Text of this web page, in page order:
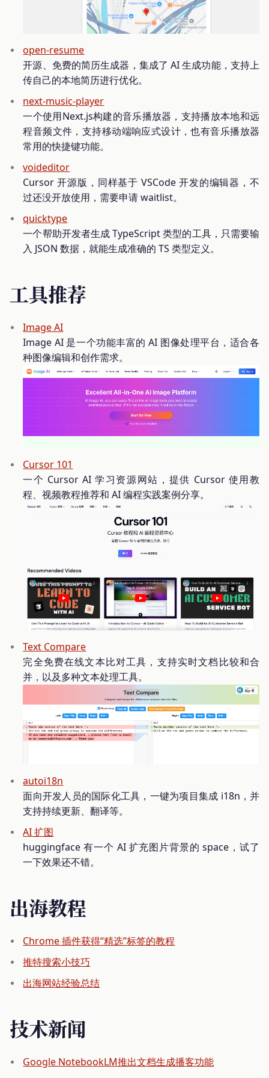
open-resume
开源、免费的简历生成器，集成了 AI 生成功能，支持上
传自己的本地简历进行优化。
next-music-player
一个使用Next.js构建的音乐播放器，支持播放本地和远
程音频文件，支持移动端响应式设计，也有音乐播放器
常用的快捷键功能。
voideditor
Cursor 开源版，同样基于 VSCode 开发的编辑器，不
过还没开放使用，需要申请 waitlist。
quicktype
一个帮助开发者生成 TypeScript 类型的工具，只需要输
入 JSON 数据，就能生成准确的 TS 类型定义。
工具推荐
Image AI
Image AI 是一个功能丰富的 AI 图像处理平台，适合各
种图像编辑和创作需求。
Cursor 101
一个 Cursor AI 学习资源网站，提供 Cursor 使用教
程、视频教程推荐和 AI 编程实践案例分享。
Text Compare
完全免费在线文本比对工具，支持实时文档比较和合
并，以及多种文本处理工具。
autoi18n
面向开发人员的国际化工具，一键为项目集成 i18n，并
支持持续更新、翻译等。
AI 扩图
huggingface 有一个 AI 扩充图片背景的 space，试了
一下效果还不错。
出海教程
Chrome 插件获得“精选”标签的教程
推特搜索小技巧
出海网站经验总结
技术新闻
Google NotebookLM推出文档生成播客功能